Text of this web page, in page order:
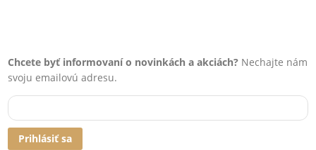
Chcete byť informovaní o novinkách a akciách? Nechajte nám
svoju emailovú adresu.
Prihlásiť sa